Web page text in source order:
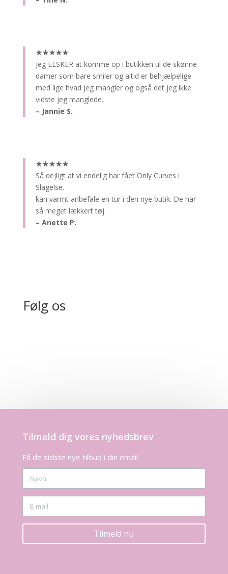
★★★★★
Jeg ELSKER at komme op i butikken til de skønne
damer som bare smiler og altid er behjælpelige
med lige hvad jeg mangler og også det jeg ikke
vidste jeg manglede.
– Jannie S.
★★★★★
Så dejligt at vi endelig har fået Only Curves i
Slagelse.
kan varmt anbefale en tur i den nye butik. De har
så meget lækkert tøj.
– Anette P.
Følg os
Tilmeld dig vores nyhedsbrev
Få de sidste nye tilbud i din email
Tilmeld nu